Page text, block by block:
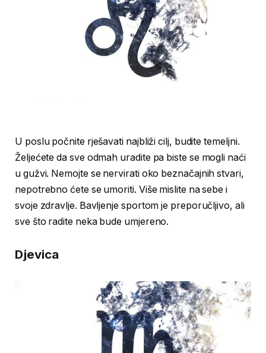
U poslu počnite rješavati najbliži cilj, budite temeljni.
Željećete da sve odmah uradite pa biste se mogli naći
u gužvi. Nemojte se nervirati oko beznačajnih stvari,
nepotrebno ćete se umoriti. Više mislite na sebe i
svoje zdravlje. Bavljenje sportom je preporučljivo, ali
sve što radite neka bude umjereno.
Djevica